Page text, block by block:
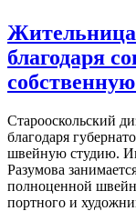
благодаря
Старооскольский
благодаря
швейную студию.
Разумова
полноценной
портного и